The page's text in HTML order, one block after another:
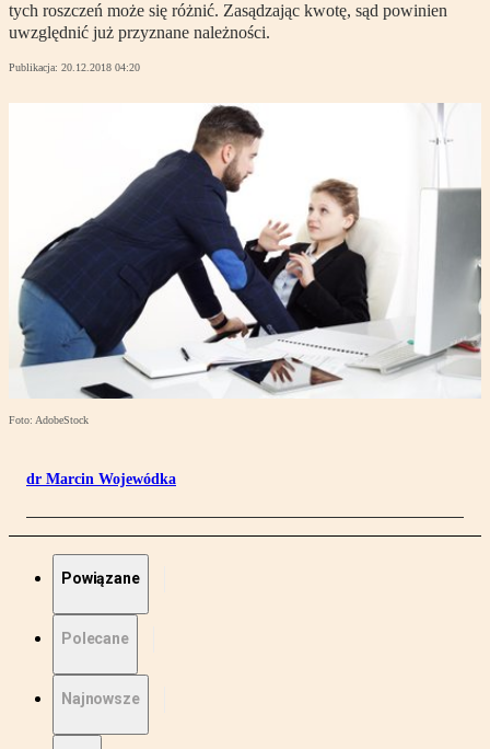
tych roszczeń może się różnić. Zasądzając kwotę, sąd powinien
uwzględnić już przyznane należności.
Publikacja: 20.12.2018 04:20
Foto: AdobeStock
dr Marcin Wojewódka
Powiązane
Polecane
Najnowsze